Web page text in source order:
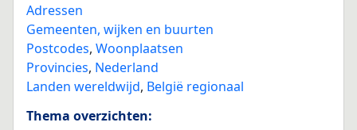
Adressen
Gemeenten, wijken en buurten
Postcodes, Woonplaatsen
Provincies, Nederland
Landen wereldwijd, België regionaal
Thema overzichten: